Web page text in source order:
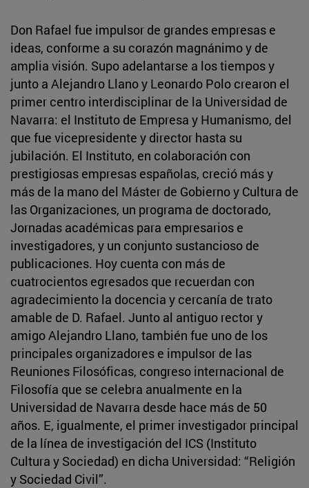
Don Rafael fue impulsor de grandes empresas e
ideas, conforme a su corazón magnánimo y de
amplia visión. Supo adelantarse a los tiempos y
junto a Alejandro Llano y Leonardo Polo crearon el
primer centro interdisciplinar de la Universidad de
Navarra: el Instituto de Empresa y Humanismo, del
que fue vicepresidente y director hasta su
jubilación. El Instituto, en colaboración con
prestigiosas empresas españolas, creció más y
más de la mano del Máster de Gobierno y Cultura de
las Organizaciones, un programa de doctorado,
Jornadas académicas para empresarios e
investigadores, y un conjunto sustancioso de
publicaciones. Hoy cuenta con más de
cuatrocientos egresados que recuerdan con
agradecimiento la docencia y cercanía de trato
amable de D. Rafael. Junto al antiguo rector y
amigo Alejandro Llano, también fue uno de los
principales organizadores e impulsor de las
Reuniones Filosóficas, congreso internacional de
Filosofía que se celebra anualmente en la
Universidad de Navarra desde hace más de 50
años. E, igualmente, el primer investigador principal
de la línea de investigación del ICS (Instituto
Cultura y Sociedad) en dicha Universidad: “Religión
y Sociedad Civil”.